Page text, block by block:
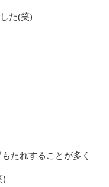
た(笑)
たれすることが多く
)